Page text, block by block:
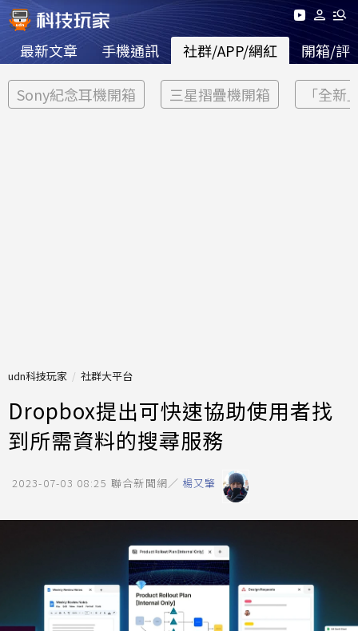
最新文章 手機通訊 社群/APP/網紅 開箱/評
Sony紀念耳機開箱 三星摺疊機開箱 「全新
udn科技玩家 社群大平台
Dropbox提出可快速協助使用者找
到所需資料的搜尋服務
2023-07-03 08:25 聯合新聞網／ 楊又肇